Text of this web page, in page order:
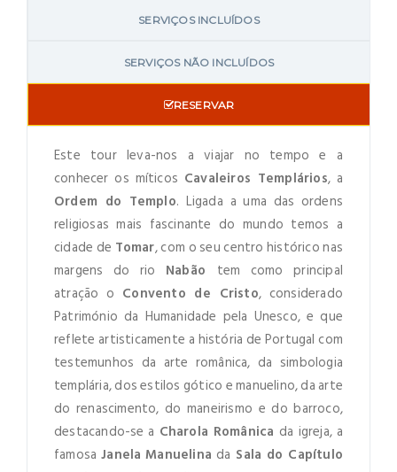
SERVIÇOS INCLUÍDOS
SERVIÇOS NÃO INCLUÍDOS
RESERVAR
Este tour leva-nos a viajar no tempo e a
conhecer os míticos Cavaleiros Templários, a
Ordem do Templo. Ligada a uma das ordens
religiosas mais fascinante do mundo temos a
cidade de Tomar, com o seu centro histórico nas
margens do rio Nabão tem como principal
atração o Convento de Cristo, considerado
Património da Humanidade pela Unesco, e que
reflete artisticamente a história de Portugal com
testemunhos da arte românica, da simbologia
templária, dos estilos gótico e manuelino, da arte
do renascimento, do maneirismo e do barroco,
destacando-se a Charola Românica da igreja, a
famosaJanela Manuelina da Sala do Capítulo
LOGIN